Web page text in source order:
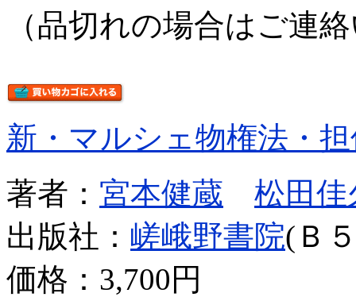
（品切れの場合はご連
新・マルシェ物権法・
著者： 宮本健蔵
松田佳
出版社： 嵯峨野書院(Ｂ
価格： 3,700円